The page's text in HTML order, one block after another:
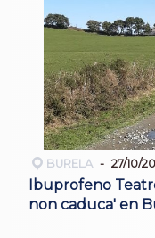
BURELA 27/10/
Ibuprofeno
non caduca' en